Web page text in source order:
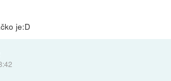
je:D